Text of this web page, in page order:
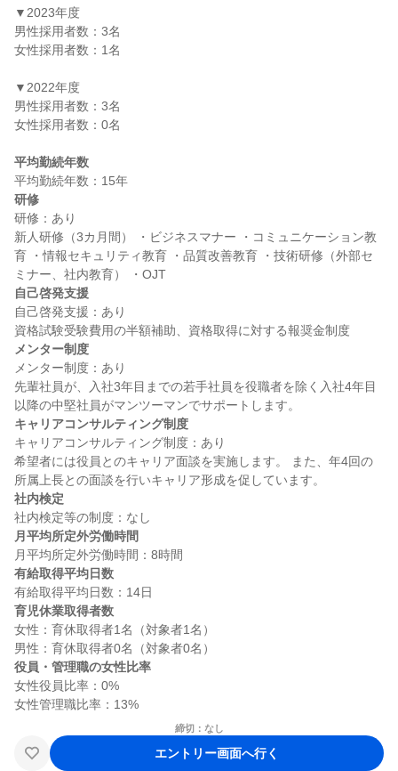
▼2023年度
男性採用者数：3名
女性採用者数：1名
▼2022年度
男性採用者数：3名
女性採用者数：0名
平均勤続年数
研修
研修：あり
新人研修（3カ月間） ・ビジネスマナー ・コミュニケーション教
育 ・情報セキュリティ教育 ・品質改善教育 ・技術研修（外部セ
自己啓発支援
自己啓発支援：あり
メンター制度
メンター制度：あり
先輩社員が、入社3年目までの若手社員を役職者を除く入社4年目
キャリアコンサルティング制度
キャリアコンサルティング制度：あり
希望者には役員とのキャリア面談を実施します。 また、年4回の
社内検定
月平均所定外労働時間
有給取得平均日数
育児休業取得者数
女性：育休取得者1名（対象者1名）
役員・管理職の女性比率
女性役員比率：0%
締切：なし
エントリー画面へ行く